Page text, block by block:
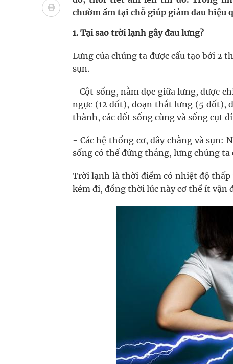
cầu
Ung thư thận: Nguy hiểm vì tiến triển quá âm thầm
Nhiều chuỗi hoạt động lớn được diễn ra tại Lễ hội
Tiếp tục rà soát, triển khai các nhiệm vụ trong
Súp lơ xanh mang đến hy vọng mới trong phòng
Tác Dụng Chống Kết Tập Tiểu Cầu Và Chống
Quan Bằng Chứng Dược Lý Và Cơ Chế Phân Tử
chườm ấm tại chỗ giúp giảm đau hiệu
1. Tại sao trời lạnh gây đau lưng?
Lưng của chúng ta được cấu tạo bởi 2
sụn.
- Cột sống, nằm dọc giữa lưng, được
ngực (12 đốt), đoạn thắt lưng (5 đốt),
thành, các đốt sống cùng và sống cụt
- Các hệ thống cơ, dây chằng và sụn:
sống có thể đứng thẳng, lưng chúng
Trời lạnh là thời điểm có nhiệt độ
kém đi, đồng thời lúc này cơ thể ít vận